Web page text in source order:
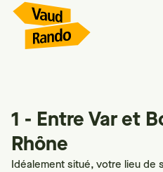
1 - Entre Var et
Rhône
Idéalement situé, votre lieu de